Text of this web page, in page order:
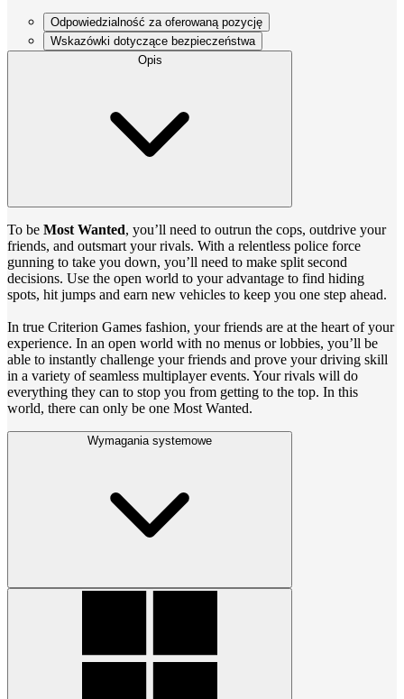
Odpowiedzialność za oferowaną pozycję
Wskazówki dotyczące bezpieczeństwa
Opis
To be Most Wanted, you’ll need to outrun the cops, outdrive your
friends, and outsmart your rivals. With a relentless police force
gunning to take you down, you’ll need to make split second
decisions. Use the open world to your advantage to find hiding
spots, hit jumps and earn new vehicles to keep you one step ahead.
In true Criterion Games fashion, your friends are at the heart of your
experience. In an open world with no menus or lobbies, you’ll be
able to instantly challenge your friends and prove your driving skill
in a variety of seamless multiplayer events. Your rivals will do
everything they can to stop you from getting to the top. In this
world, there can only be one Most Wanted.
Wymagania systemowe